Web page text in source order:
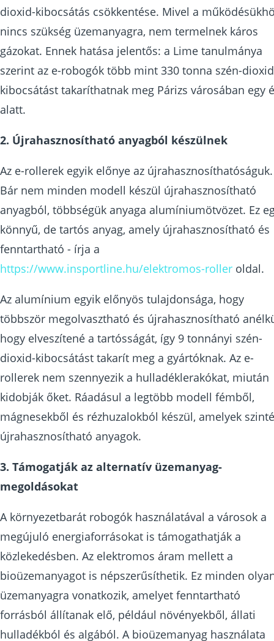
dioxid-kibocsátás csökkentése. Mivel a
nincs szükség üzemanyagra, nem termelnek káros
gázokat. Ennek hatása jelentős: a Lime tanulmánya
szerint az e-robogók több mint 330 tonna szén-
kibocsátást takaríthatnak meg Párizs városában egy
alatt.
2. Újrahasznosítható anyagból készülnek
Az e-rollerek egyik előnye az újrahasznosíthatóságuk.
Bár nem minden modell készül újrahasznosítható
anyagból, többségük anyaga alumíniumötvözet. Ez
könnyű, de tartós anyag, amely újrahasznosítható és
fenntartható - írja a
https://www.insportline.hu/elektromos-roller oldal.
Az alumínium egyik előnyös tulajdonsága, hogy
többször megolvasztható és újrahasznosítható
hogy elveszítené a tartósságát, így 9 tonnányi szén-
dioxid-kibocsátást takarít meg a gyártóknak. Az e-
rollerek nem szennyezik a hulladéklerakókat, miután
kidobják őket. Ráadásul a legtöbb modell fémből,
mágnesekből és rézhuzalokból készül, amelyek
újrahasznosítható anyagok.
3. Támogatják az alternatív üzemanyag-
megoldásokat
A környezetbarát robogók használatával a városok a
megújuló energiaforrásokat is támogathatják a
közlekedésben. Az elektromos áram mellett a
bioüzemanyagot is népszerűsíthetik. Ez minden
üzemanyagra vonatkozik, amelyet fenntartható
forrásból állítanak elő, például növényekből, állati
hulladékból és algából. A bioüzemanyag használata